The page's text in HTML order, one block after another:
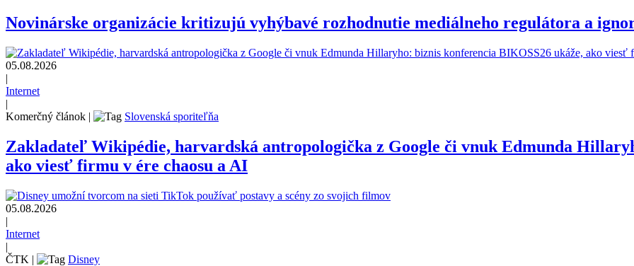
Novinárske organizácie kritizujú vyhýbavé rozhodnutie mediálneho regulátora a
05.08.2026
|
Internet
|
Komerčný článok | Slovenská sporiteľňa
Zakladateľ Wikipédie, harvardská antropologička z Google či vnuk Edmunda
ako viesť firmu v ére chaosu a AI
05.08.2026
|
Internet
|
ČTK | Disney